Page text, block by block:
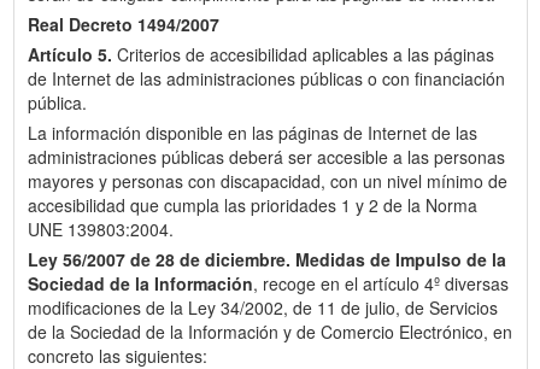
Real Decreto 1494/2007
Artículo 5. Criterios de accesibilidad aplicables a las páginas
de Internet de las administraciones públicas o con financiación
pública.
La información disponible en las páginas de Internet de las
administraciones públicas deberá ser accesible a las personas
mayores y personas con discapacidad, con un nivel mínimo de
accesibilidad que cumpla las prioridades 1 y 2 de la Norma
UNE 139803:2004.
Ley 56/2007 de 28 de diciembre. Medidas de Impulso de la
Sociedad de la Información, recoge en el artículo 4º diversas
modificaciones de la Ley 34/2002, de 11 de julio, de Servicios
de la Sociedad de la Información y de Comercio Electrónico, en
concreto las siguientes: